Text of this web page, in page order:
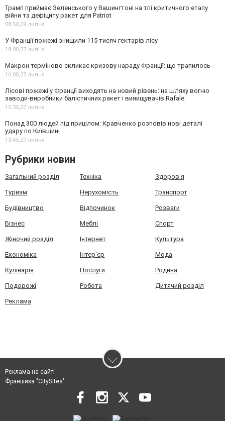
Трамп приймає Зеленського у Вашингтоні на тлі критичного етапу
війни та дефіциту ракет для Patriot
08:50,29 липня
У Франції пожежі знищили 115 тисяч гектарів лісу
18:00,27 липня
Макрон терміново скликає кризову нараду Франції: що трапилось
16:00,27 липня
Лісові пожежі у Франції виходять на новий рівень: на шляху вогню
заводи-виробники балістичних ракет і винищувачів Rafale
15:35,27 липня
Понад 300 людей під прицілом: Кравченко розповів нові деталі
удару по Київщині
13:45,27 липня
Рубрики новин
Загальний розділ Техніка Здоров'я
Туризм Нерухомість Транспорт
Будівництво Відпочинок Розваги
Бізнес Меблі Спорт
Жіночий розділ Інтернет Культура
Економіка Інтер'єр Мода
Кулінарія Послуги Родина
Подорожі Робота Дитячий розділ
Реклама
Реклама на сайті
Франшиза "CitySites"